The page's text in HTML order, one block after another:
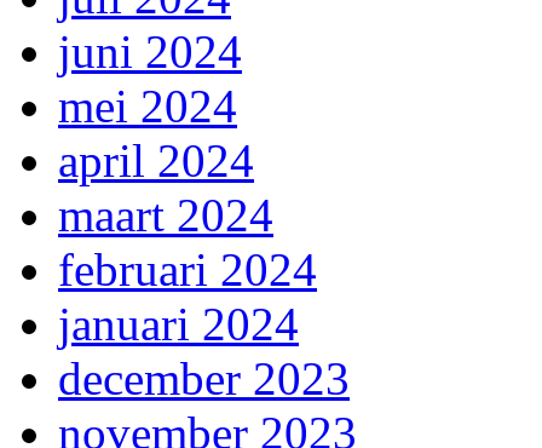
juni 2024
mei 2024
april 2024
maart 2024
februari 2024
januari 2024
december 2023
november 2023